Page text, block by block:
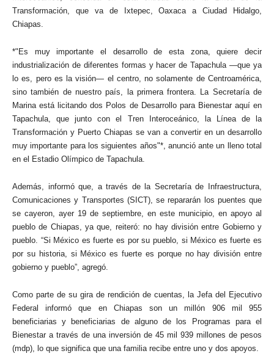
Transformación, que va de Ixtepec, Oaxaca a Ciudad Hidalgo,
Chiapas.
*"Es muy importante el desarrollo de esta zona, quiere decir
industrialización de diferentes formas y hacer de Tapachula —que ya
lo es, pero es la visión— el centro, no solamente de Centroamérica,
sino también de nuestro país, la primera frontera. La Secretaría de
Marina está licitando dos Polos de Desarrollo para Bienestar aquí en
Tapachula, que junto con el Tren Interoceánico, la Línea de la
Transformación y Puerto Chiapas se van a convertir en un desarrollo
muy importante para los siguientes años"*, anunció ante un lleno total
en el Estadio Olímpico de Tapachula.
Además, informó que, a través de la Secretaría de Infraestructura,
Comunicaciones y Transportes (SICT), se repararán los puentes que
se cayeron, ayer 19 de septiembre, en este municipio, en apoyo al
pueblo de Chiapas, ya que, reiteró: no hay división entre Gobierno y
pueblo. “Si México es fuerte es por su pueblo, si México es fuerte es
por su historia, si México es fuerte es porque no hay división entre
gobierno y pueblo”, agregó.
Como parte de su gira de rendición de cuentas, la Jefa del Ejecutivo
Federal informó que en Chiapas son un millón 906 mil 955
beneficiarias y beneficiarias de alguno de los Programas para el
Bienestar a través de una inversión de 45 mil 939 millones de pesos
(mdp), lo que significa que una familia recibe entre uno y dos apoyos.